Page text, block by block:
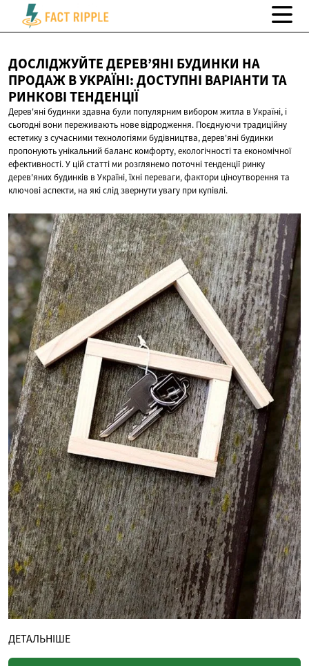
ДОСЛІДЖУЙТЕ ДЕРЕВ’ЯНІ БУДИНКИ НА
ПРОДАЖ В УКРАЇНІ: ДОСТУПНІ ВАРІАНТИ ТА
РИНКОВІ ТЕНДЕНЦІЇ
Дерев'яні будинки здавна були популярним вибором житла в Україні, і
сьогодні вони переживають нове відродження. Поєднуючи традиційну
естетику з сучасними технологіями будівництва, дерев'яні будинки
пропонують унікальний баланс комфорту, екологічності та економічної
ефективності. У цій статті ми розглянемо поточні тенденції ринку
дерев'яних будинків в Україні, їхні переваги, фактори ціноутворення та
ключові аспекти, на які слід звернути увагу при купівлі.
ДЕТАЛЬНІШЕ